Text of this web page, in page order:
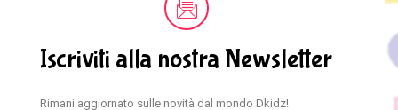
Iscriviti alla nostra Newsletter
Rimani aggiornato sulle novità dal mondo Dkidz!